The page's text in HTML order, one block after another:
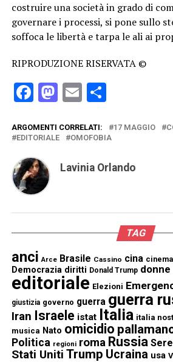
costruire una società in grado di
governare i processi, si pone sullo
soffoca le libertà e tarpa le ali ai
RIPRODUZIONE RISERVATA ©
Facebook
Mastodon
EmailCondividi
ARGOMENTI CORRELATI: 17 MAGGIO
EDITORIALE
OMOFOBIA
Lavinia Orlando
TAG
anci Arce Brasile Cassino cina cinema
Democrazia diritti Donald Trump donne
editoriale Elezioni
giustizia governo guerra guerra
Iran Israele istat Italia italia
musica Nato omicidio
Politica regioni roma Russia
Stati Uniti Trump Ucraina usa